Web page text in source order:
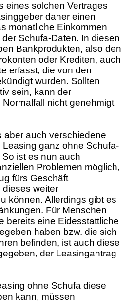
eines solchen Vertrages
daher einen
monatliche Einkommen
Schufa-Daten. In diesen
Bankprodukten, also den
oder Krediten, auch
erfasst, die von den
wurden. Sollten
sein, kann der
nicht genehmigt
aber auch verschiedene
Leasing ganz ohne Schufa-
ist es nun auch
Problemen möglich,
fürs Geschäft
weiter
können. Allerdings gibt es
Für Menschen
bereits eine Eidesstattliche
haben bzw. die sich
befinden, ist auch diese
der Leasingantrag
ohne Schufa diese
kann, müssen